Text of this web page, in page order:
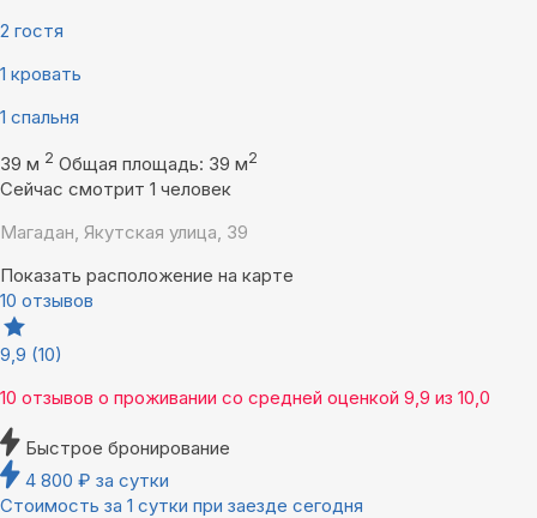
2 гостя
1 кровать
1 спальня
39 м 2 Общая площадь: 39 м2
Сейчас смотрит 1 человек
Магадан, Якутская улица, 39
Показать расположение на карте
10 отзывов
9,9 (10)
10 отзывов о проживании со средней оценкой 9,9 из 10,0
Быстрое бронирование
4 800 ₽ за сутки
Стоимость за 1 сутки при заезде сегодня